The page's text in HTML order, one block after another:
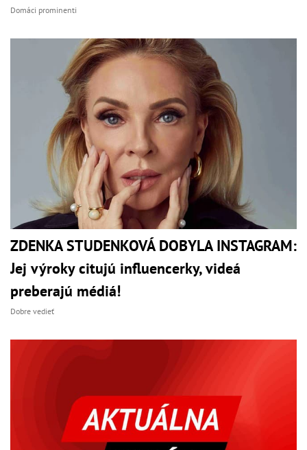
Domáci prominenti
ZDENKA STUDENKOVÁ DOBYLA INSTAGRAM:
Jej výroky citujú influencerky, videá
preberajú médiá!
Dobre vedieť